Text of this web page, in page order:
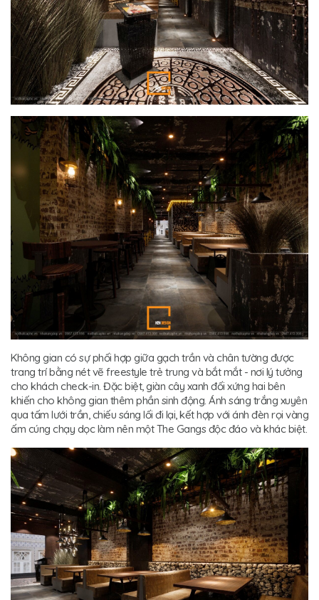
Không gian có sự phối hợp giữa gạch trần và chân tường được
trang trí bằng nét vẽ freestyle trẻ trung và bắt mắt - nơi lý tưởng
cho khách check-in. Đặc biệt, giàn cây xanh đối xứng hai bên
khiến cho không gian thêm phần sinh động. Ánh sáng trắng xuyên
qua tấm lưới trần, chiếu sáng lối đi lại, kết hợp với ánh đèn rọi vàng
ấm cúng chạy dọc làm nên một The Gangs độc đáo và khác biệt.